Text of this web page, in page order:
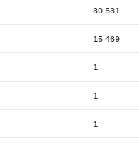
30 531
15 469
1
1
1